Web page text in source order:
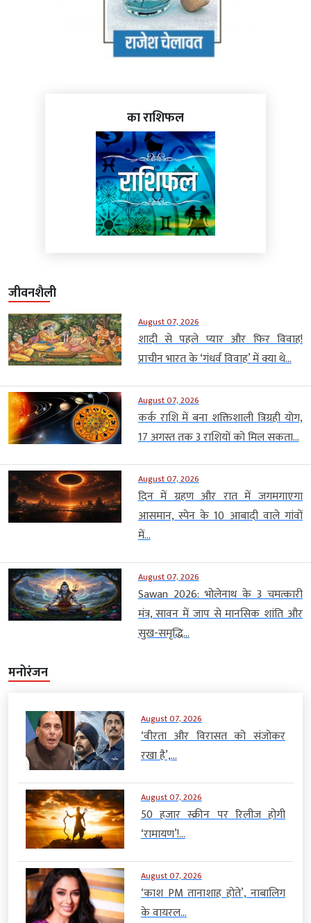
का राशिफल
जीवनशैली
August 07, 2026
शादी से पहले प्यार और फिर विवाह!
प्राचीन भारत के ‘गंधर्व विवाह’ में क्या थे...
August 07, 2026
कर्क राशि में बना शक्तिशाली त्रिग्रही योग,
17 अगस्त तक 3 राशियों को मिल सकता...
August 07, 2026
दिन में ग्रहण और रात में जगमगाएगा
आसमान, स्पेन के 10 आबादी वाले गांवों
में...
August 07, 2026
Sawan 2026: भोलेनाथ के 3 चमत्कारी
मंत्र, सावन में जाप से मानसिक शांति और
सुख-समृद्धि...
मनोरंजन
August 07, 2026
‘वीरता और विरासत को संजोकर
रखा है’,...
August 07, 2026
50 हजार स्क्रीन पर रिलीज होगी
‘रामायण’!...
August 07, 2026
‘काश PM तानाशाह होते’, नाबालिग
के वायरल...